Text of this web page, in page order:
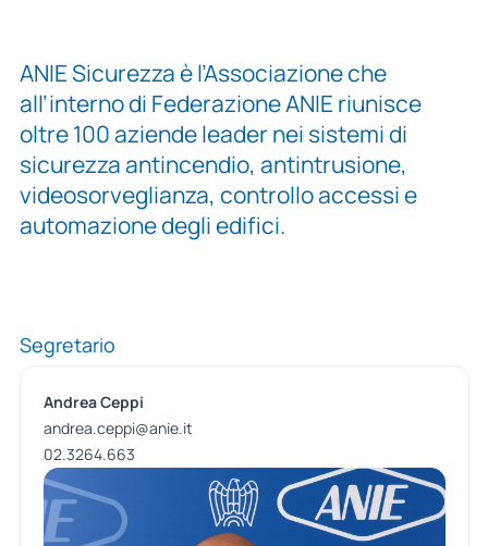
ANIE Sicurezza è l’Associazione che
all’interno di Federazione ANIE riunisce
oltre 100 aziende leader nei sistemi di
sicurezza antincendio, antintrusione,
videosorveglianza, controllo accessi e
automazione degli edifici.
Segretario
Andrea Ceppi
andrea.ceppi@anie.it
02.3264.663